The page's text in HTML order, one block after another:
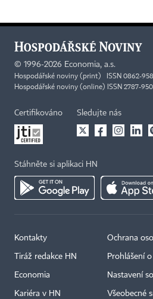
© 1996-2026 Economia, a.s.
Hospodářské noviny (print) ISSN 0862-
Hospodářské noviny (online) ISSN 2787-
Certifikováno Sledujte nás
Stáhněte si aplikaci HN
Kontakty
Tiráž redakce HN
Economia
Kariéra v HN
Ochrana
Prohlášení
Nastavení
Všeobecné